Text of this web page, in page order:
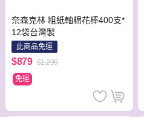
奈森克林 粗紙軸棉花棒400支*
12袋台灣製
此商品免運
$879 $1,299
免運